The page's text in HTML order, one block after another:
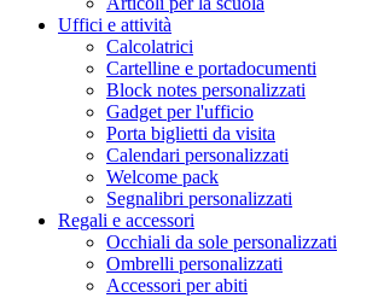
Uffici e attività
Calcolatrici
Cartelline e portadocumenti
Block notes personalizzati
Gadget per l'ufficio
Porta biglietti da visita
Calendari personalizzati
Welcome pack
Segnalibri personalizzati
Regali e accessori
Occhiali da sole personalizzati
Ombrelli personalizzati
Accessori per abiti